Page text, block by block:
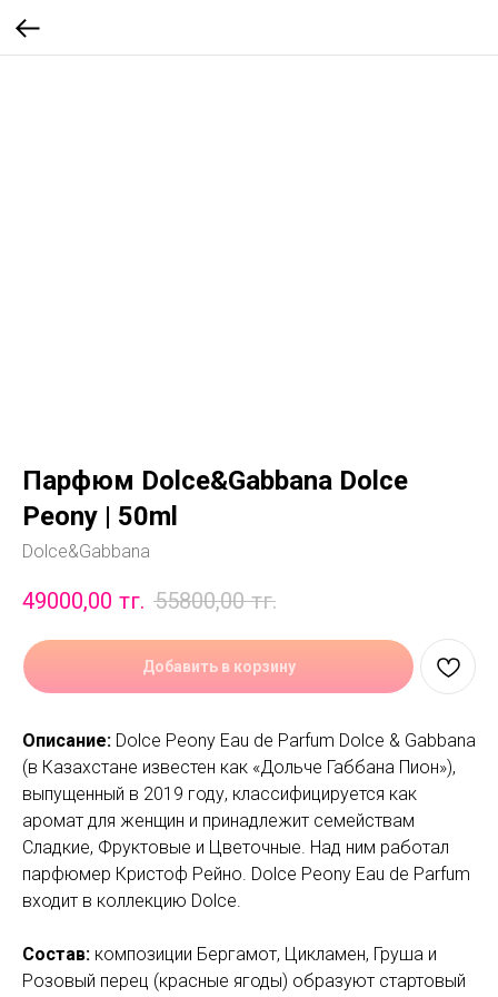
Парфюм Dolce&Gabbana Dolce
Peony | 50ml
Dolce&Gabbana
49000,00 тг. 55800,00 тг.
Добавить в корзину
Описание: Dolce Peony Eau de Parfum Dolce & Gabbana
(в Казахстане известен как «Дольче Габбана Пион»),
выпущенный в 2019 году, классифицируется как
аромат для женщин и принадлежит семействам
Сладкие, Фруктовые и Цветочные. Над ним работал
парфюмер Кристоф Рейно. Dolce Peony Eau de Parfum
входит в коллекцию Dolce.
Состав: композиции Бергамот, Цикламен, Груша и
Розовый перец (красные ягоды) образуют стартовый